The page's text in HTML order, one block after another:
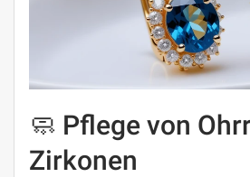
🧼 Pflege von
Zirkonen